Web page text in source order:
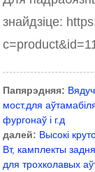
знайдзіце:
Папярэдняя:
мост.для
фургонаў і г.д
далей: Высокі
Вт, камплекты
для трохколавых